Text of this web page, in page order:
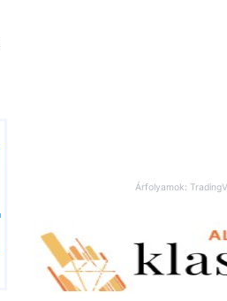
Árfolyamok: